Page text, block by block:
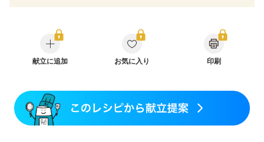
糖尿病性腎症（第１期）
糖尿病性腎症（第２期）
糖尿病性腎症（第３期）
CKD（ステージ１）
CKD（ステージ２）
CKD（ステージ３a）
乳がん治療を終えた方・経過観察中の方など
胃がん（抗がん剤治療中）
胃がん治療を終えた方・経過観察中の方
献立に追加 お気に入り 印刷